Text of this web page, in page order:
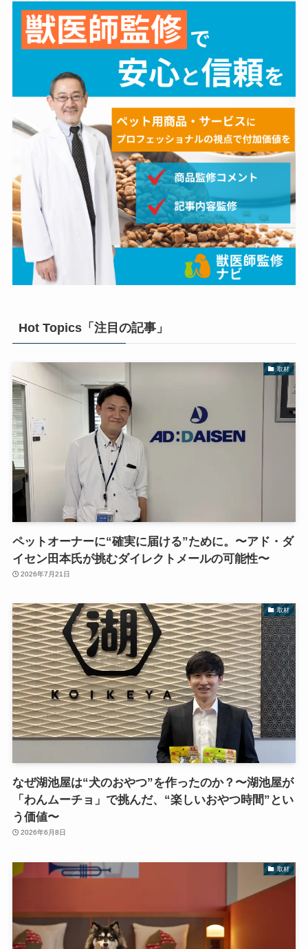
Hot Topics「注目の記事」
取材
ペットオーナーに“確実に届ける”ために。〜アド・ダ
イセン田本氏が挑むダイレクトメールの可能性〜
2026年7月21日
取材
なぜ湖池屋は“犬のおやつ”を作ったのか？〜湖池屋が
「わんムーチョ」で挑んだ、“楽しいおやつ時間”とい
う価値〜
2026年6月8日
取材